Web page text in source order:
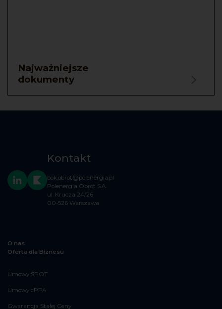
Najważniejsze
dokumenty
Kontakt
bok.obrot@polenergia.pl
Polenergia Obrót S.A.
ul. Krucza 24/26
00-526 Warszawa
O nas
Oferta dla Biznesu
Umowy SPOT
Umowy cPPA
Gwarancja Stałej Ceny